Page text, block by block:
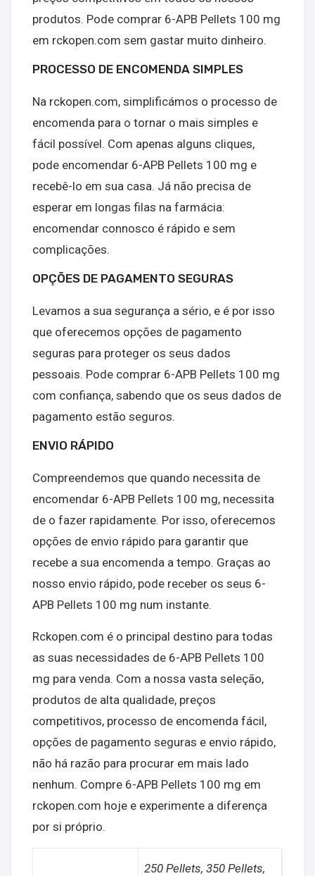
produtos. Pode comprar 6-APB Pellets 100 mg
em rckopen.com sem gastar muito dinheiro.
PROCESSO DE ENCOMENDA SIMPLES
Na rckopen.com, simplificámos o processo de
encomenda para o tornar o mais simples e
fácil possível. Com apenas alguns cliques,
pode encomendar 6-APB Pellets 100 mg e
recebê-lo em sua casa. Já não precisa de
esperar em longas filas na farmácia:
encomendar connosco é rápido e sem
complicações.
OPÇÕES DE PAGAMENTO SEGURAS
Levamos a sua segurança a sério, e é por isso
que oferecemos opções de pagamento
seguras para proteger os seus dados
pessoais. Pode comprar 6-APB Pellets 100 mg
com confiança, sabendo que os seus dados de
pagamento estão seguros.
ENVIO RÁPIDO
Compreendemos que quando necessita de
encomendar 6-APB Pellets 100 mg, necessita
de o fazer rapidamente. Por isso, oferecemos
opções de envio rápido para garantir que
recebe a sua encomenda a tempo. Graças ao
nosso envio rápido, pode receber os seus 6-
APB Pellets 100 mg num instante.
Rckopen.com é o principal destino para todas
as suas necessidades de 6-APB Pellets 100
mg para venda. Com a nossa vasta seleção,
produtos de alta qualidade, preços
competitivos, processo de encomenda fácil,
opções de pagamento seguras e envio rápido,
não há razão para procurar em mais lado
nenhum. Compre 6-APB Pellets 100 mg em
rckopen.com hoje e experimente a diferença
por si próprio.
250 Pellets, 350 Pellets,